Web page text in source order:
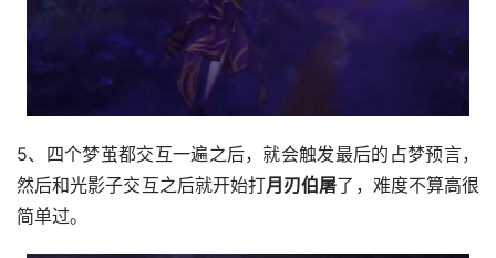
5、四个梦茧都交互一遍之后，就会触发最后的占梦预言，
然后和光影子交互之后就开始打月刃伯屠了，难度不算高很
简单过。